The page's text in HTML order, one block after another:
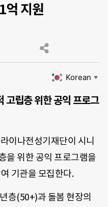
억 지원
Korean ▼
립층 위한 공익 프로그
이나전성기재단이 시니
을 위한 공익 프로그램을
기관을 모집한다.
층(50+)과 돌봄 현장의